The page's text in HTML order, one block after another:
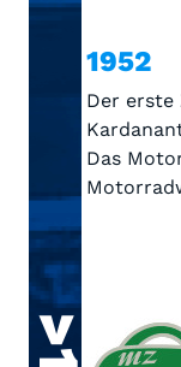
1952
Der
Das